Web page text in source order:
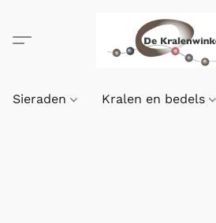
Sieraden Kralen en bedels